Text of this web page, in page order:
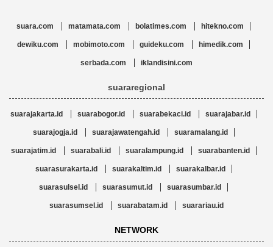
suara.com matamata.com bolatimes.com hitekno.com
dewiku.com mobimoto.com guideku.com himedik.com
serbada.com iklandisini.com
suararegional
suarajakarta.id suarabogor.id suarabekaci.id suarajabar.id
suarajogja.id suarajawatengah.id suaramalang.id
suarajatim.id suarabali.id suaralampung.id suarabanten.id
suarasurakarta.id suarakaltim.id suarakalbar.id
suarasulsel.id suarasumut.id suarasumbar.id
suarasumsel.id suarabatam.id suarariau.id
NETWORK